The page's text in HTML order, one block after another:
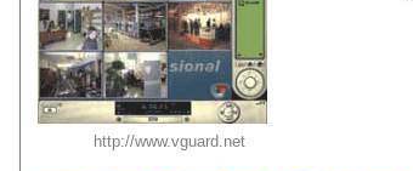
http://www.vguard.net